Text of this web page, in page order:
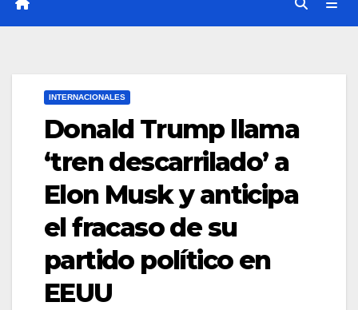
INTERNACIONALES
Donald Trump llama
‘tren descarrilado’ a
Elon Musk y anticipa
el fracaso de su
partido político en
EEUU